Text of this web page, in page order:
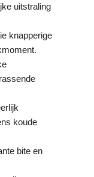
uitstraling
knapperige
koude
bite en